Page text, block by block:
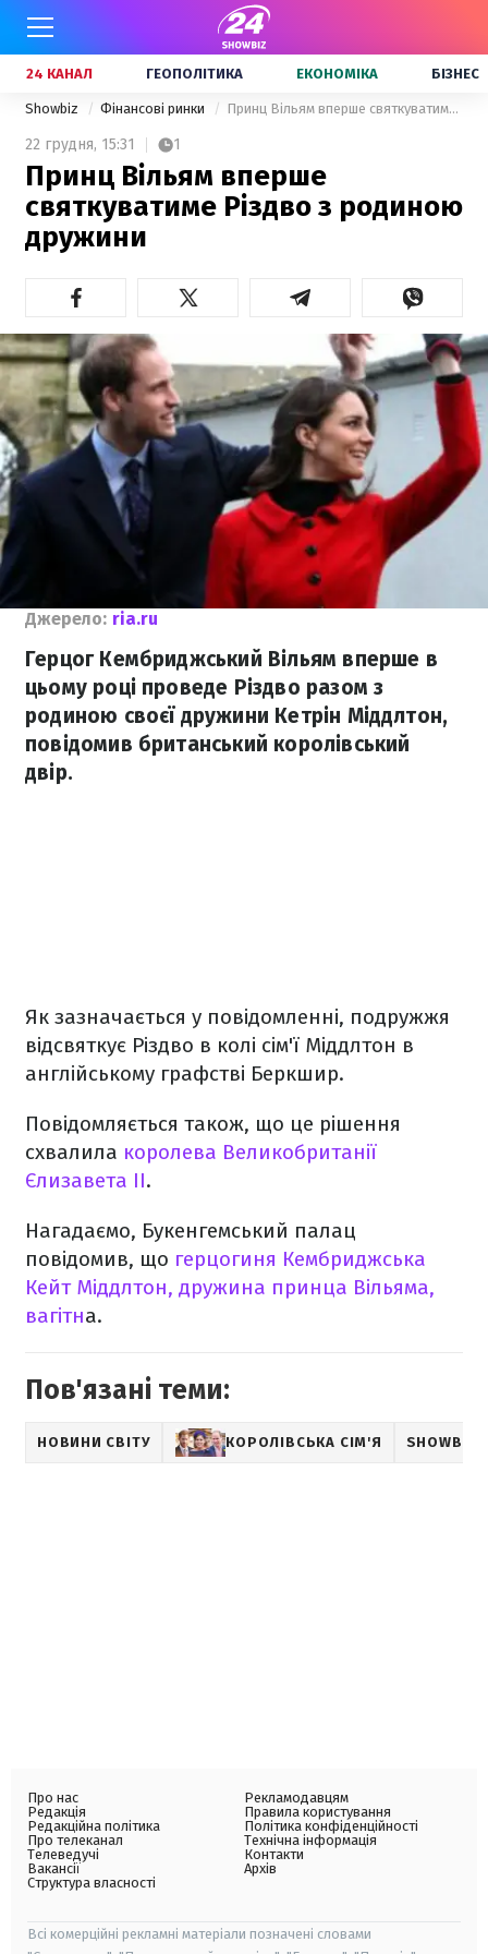
24 КАНАЛ ГЕОПОЛІТИКА ЕКОНОМІКА БІЗНЕС
Showbiz Фінансові ринки Принц Вільям вперше святкуватиме Різдво з родиною дружини
22 грудня, 15:31 1
Принц Вільям вперше
святкуватиме Різдво з родиною
дружини
Джерело: ria.ru
Герцог Кембриджський Вільям вперше в
цьому році проведе Різдво разом з
родиною своєї дружини Кетрін Міддлтон,
повідомив британський королівський
двір.
Як зазначається у повідомленні, подружжя
відсвяткує Різдво в колі сім'ї Міддлтон в
англійському графстві Беркшир.
Повідомляється також, що це рішення
схвалила королева Великобританії
Єлизавета II.
Нагадаємо, Букенгемський палац
повідомив, що герцогиня Кембриджська
Кейт Міддлтон, дружина принца Вільяма,
вагітна.
Пов'язані теми:
НОВИНИ СВІТУ КОРОЛІВСЬКА СІМ'Я SHOWBIZ
Про нас
Редакція
Редакційна політика
Про телеканал
Телеведучі
Вакансії
Структура власності
Рекламодавцям
Правила користування
Політика конфіденційності
Технічна інформація
Контакти
Архів
Всі комерційні рекламні матеріали позначені словами